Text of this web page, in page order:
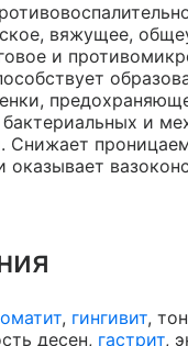
вяжущее,
и
и
Снижает
оказывает
, гингивит,
десен, гастрит,